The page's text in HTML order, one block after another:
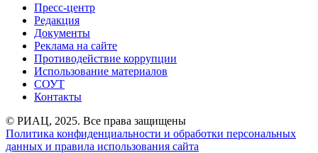
Пресс-центр
Редакция
Документы
Реклама на сайте
Противодействие коррупции
Использование материалов
СОУТ
Контакты
© РИАЦ, 2025. Все права защищены
Политика конфиденциальности и обработки персональных
данных и правила использования сайта